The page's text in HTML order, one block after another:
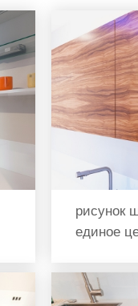
рисунок
единое